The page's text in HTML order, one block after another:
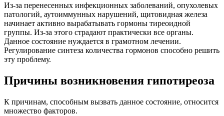
Из-за перенесенных инфекционных заболеваний, опухолевых
патологий, аутоиммунных нарушений, щитовидная железа
начинает активно вырабатывать гормоны тиреоидной
группы. Из-за этого страдают практически все органы.
Данное состояние нуждается в грамотном лечении.
Регулирование синтеза количества гормонов способно решить
эту проблему.
Причины возникновения гипотиреоза
К причинам, способным вызвать данное состояние, относится
множество факторов.